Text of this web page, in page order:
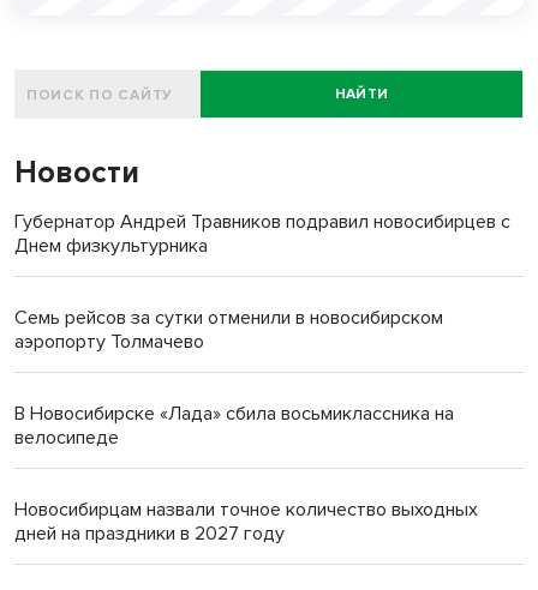
НАЙТИ
Новости
Губернатор Андрей Травников подравил новосибирцев с
Днем физкультурника
Семь рейсов за сутки отменили в новосибирском
аэропорту Толмачево
В Новосибирске «Лада» сбила восьмиклассника на
велосипеде
Новосибирцам назвали точное количество выходных
дней на праздники в 2027 году